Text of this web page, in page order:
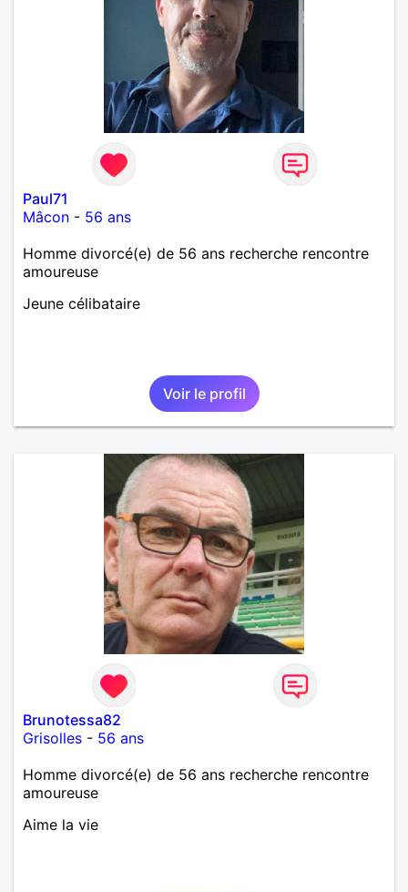
Paul71
Mâcon - 56 ans
Homme divorcé(e) de 56 ans recherche rencontre
amoureuse
Jeune célibataire
Voir le profil
Brunotessa82
Grisolles - 56 ans
Homme divorcé(e) de 56 ans recherche rencontre
amoureuse
Aime la vie